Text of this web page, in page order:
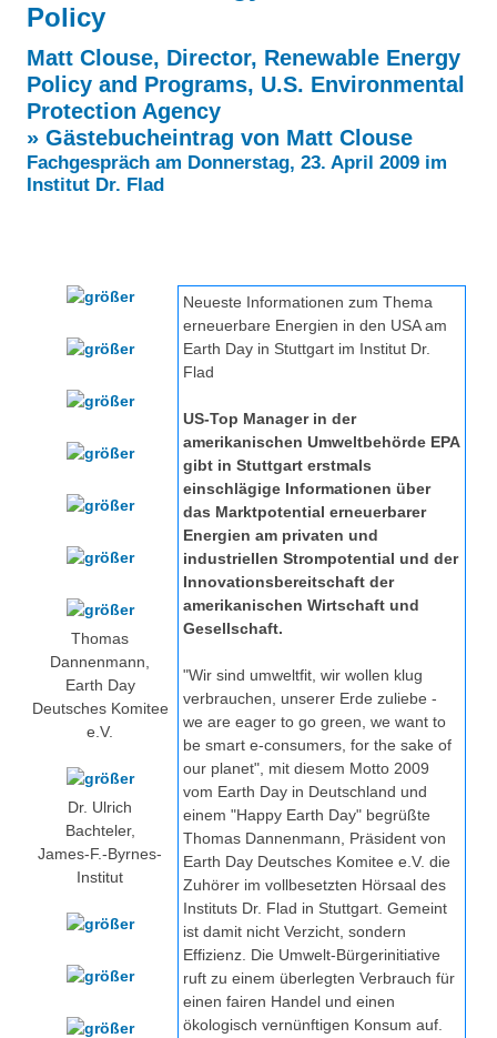
Besonderheiten
Projekte
Eduthek
Unsere Linktipps
Pressearchiv
Benzolring-Archiv
Policy
Matt Clouse, Director, Renewable Energy
Policy and Programs, U.S. Environmental
Protection Agency
» Gästebucheintrag von Matt Clouse
Fachgespräch am Donnerstag, 23. April 2009 im
Institut Dr. Flad
Thomas
Dannenmann,
Earth Day
Deutsches Komitee
e.V.
Dr. Ulrich
Bachteler,
James-F.-Byrnes-
Institut
Neueste Informationen zum Thema
erneuerbare Energien in den USA am
Earth Day in Stuttgart im Institut Dr.
Flad
US-Top Manager in der
amerikanischen Umweltbehörde EPA
gibt in Stuttgart erstmals
einschlägige Informationen über
das Marktpotential erneuerbarer
Energien am privaten und
industriellen Strompotential und der
Innovationsbereitschaft der
amerikanischen Wirtschaft und
Gesellschaft.
"Wir sind umweltfit, wir wollen klug
verbrauchen, unserer Erde zuliebe -
we are eager to go green, we want to
be smart e-consumers, for the sake of
our planet", mit diesem Motto 2009
vom Earth Day in Deutschland und
einem "Happy Earth Day" begrüßte
Thomas Dannenmann, Präsident von
Earth Day Deutsches Komitee e.V. die
Zuhörer im vollbesetzten Hörsaal des
Instituts Dr. Flad in Stuttgart. Gemeint
ist damit nicht Verzicht, sondern
Effizienz. Die Umwelt-Bürgerinitiative
ruft zu einem überlegten Verbrauch für
einen fairen Handel und einen
ökologisch vernünftigen Konsum auf.